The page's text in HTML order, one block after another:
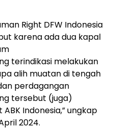
Right DFW Indonesia
karena ada dua kapal
terindikasi melakukan
alih muatan di tengah
perdagangan
tersebut (juga)
Indonesia,” ungkap
2024.